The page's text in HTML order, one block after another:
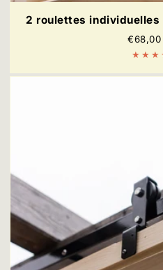
2 roulettes
Prix
€68,00